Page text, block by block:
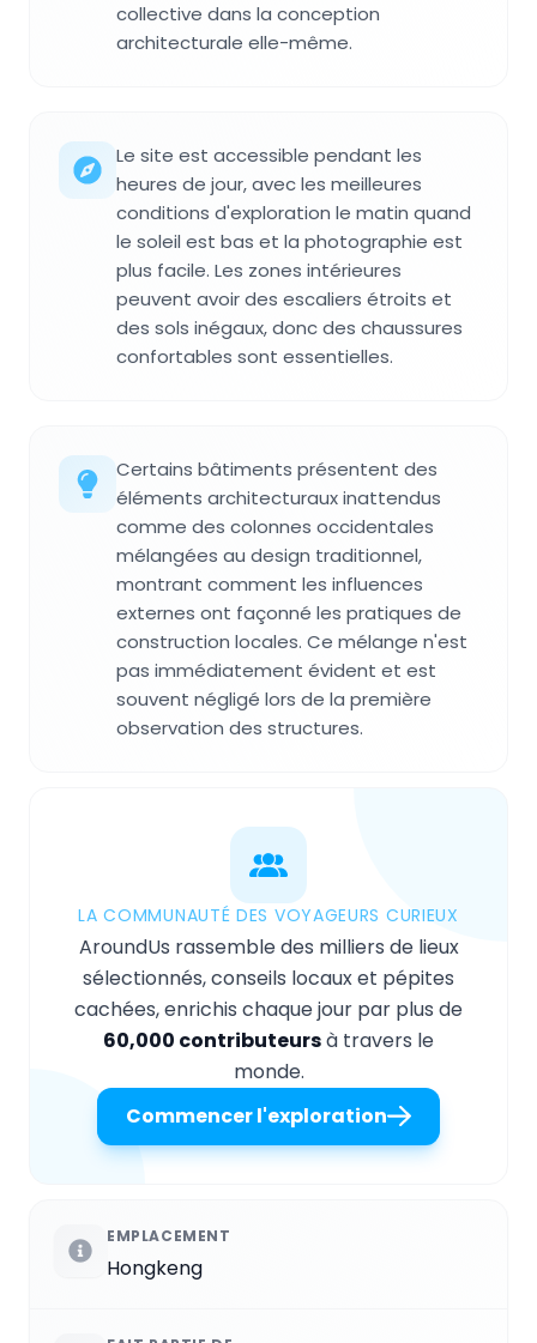
collective dans la conception
architecturale elle-même.
Le site est accessible pendant les
heures de jour, avec les meilleures
conditions d'exploration le matin quand
le soleil est bas et la photographie est
plus facile. Les zones intérieures
peuvent avoir des escaliers étroits et
des sols inégaux, donc des chaussures
confortables sont essentielles.
Certains bâtiments présentent des
éléments architecturaux inattendus
comme des colonnes occidentales
mélangées au design traditionnel,
montrant comment les influences
externes ont façonné les pratiques de
construction locales. Ce mélange n'est
pas immédiatement évident et est
souvent négligé lors de la première
observation des structures.
LA COMMUNAUTÉ DES VOYAGEURS CURIEUX
AroundUs rassemble des milliers de lieux
sélectionnés, conseils locaux et pépites
cachées, enrichis chaque jour par plus de
60,000 contributeursà travers le
monde.
Commencer l'exploration
EMPLACEMENT
Hongkeng